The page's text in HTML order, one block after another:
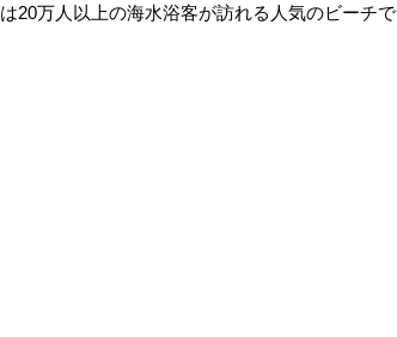
20万人以上の海水浴客が訪れる人気のビーチで